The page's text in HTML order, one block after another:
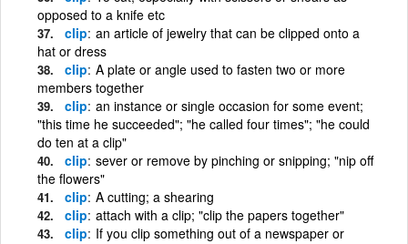
opposed to a knife etc
clip an article of jewelry that can be clipped onto a
hat or dress
clip A plate or angle used to fasten two or more
members together
clip an instance or single occasion for some event;
"this time he succeeded"; "he called four times"; "he could
do ten at a clip"
clip sever or remove by pinching or snipping; "nip off
the flowers"
clip A cutting; a shearing
clip attach with a clip; "clip the papers together"
clip If you clip something out of a newspaper or